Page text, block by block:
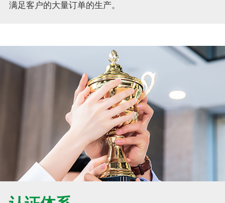
满足客户的大量订单的生产。